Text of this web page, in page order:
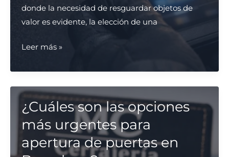
donde la necesidad de resguardar objetos de
valor es evidente, la elección de una
¿Qué
de
cerrajería
ofrecen
mejor
tecnología
para
Leer más »
¿Cuáles son las opciones
más urgentes para
apertura de puertas en